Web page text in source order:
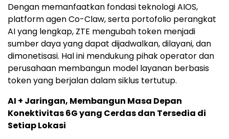
Dengan memanfaatkan fondasi teknologi AIOS,
platform agen Co-Claw, serta portofolio perangkat
AI yang lengkap, ZTE mengubah token menjadi
sumber daya yang dapat dijadwalkan, dilayani, dan
dimonetisasi. Hal ini mendukung pihak operator dan
perusahaan membangun model layanan berbasis
token yang berjalan dalam siklus tertutup.
AI + Jaringan, Membangun Masa Depan
Konektivitas 6G yang Cerdas dan Tersedia di
Setiap Lokasi